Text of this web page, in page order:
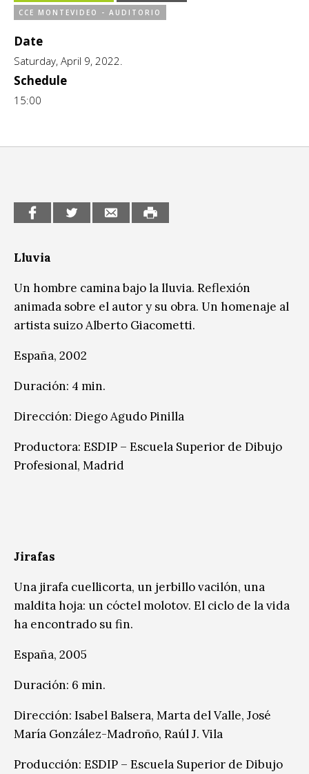
CCE en el interior/libros
Espacio itinerante de lectura infantil
Exposiciones
Género y Diversidad
Letras
Música
CCE MONTEVIDEO - AUDITORIO
Date
Saturday, April 9, 2022.
Schedule
15:00
Lluvia
Un hombre camina bajo la lluvia. Reflexión
animada sobre el autor y su obra. Un homenaje al
artista suizo Alberto Giacometti.
España, 2002
Duración: 4 min.
Dirección: Diego Agudo Pinilla
Productora: ESDIP – Escuela Superior de Dibujo
Profesional, Madrid
Jirafas
Una jirafa cuellicorta, un jerbillo vacilón, una
maldita hoja: un cóctel molotov. El ciclo de la vida
ha encontrado su fin.
España, 2005
Duración: 6 min.
Dirección: Isabel Balsera, Marta del Valle, José
María González-Madroño, Raúl J. Vila
Producción: ESDIP – Escuela Superior de Dibujo